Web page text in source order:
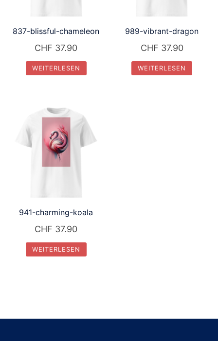
837-blissful-chameleon
CHF 37.90
WEITERLESEN
989-vibrant-dragon
CHF 37.90
WEITERLESEN
941-charming-koala
CHF 37.90
WEITERLESEN